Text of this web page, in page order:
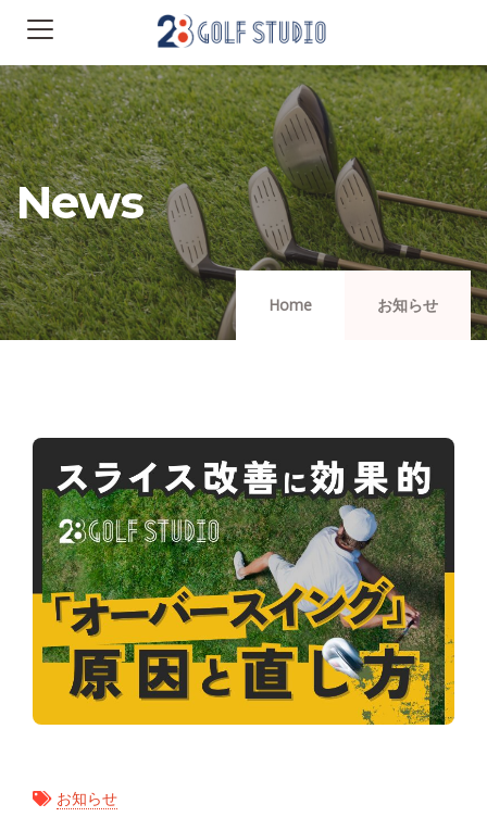
News
Home お知らせ
お知らせ